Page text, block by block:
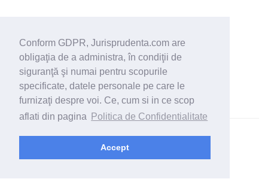
Conform GDPR, Jurisprudenta.com are
obligaţia de a administra, în condiţii de
siguranţă şi numai pentru scopurile
specificate, datele personale pe care le
furnizaţi despre voi. Ce, cum si in ce scop
aflati din pagina
Politica de Confidentialitate
Accept
© 2026 - Jurisprudenta.com -Cautare-Termeni si conditii